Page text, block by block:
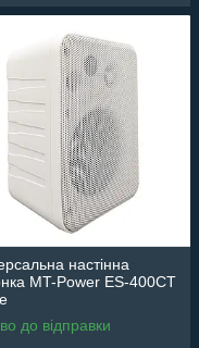
настінна
MT-Power ES-400CT
до відправки